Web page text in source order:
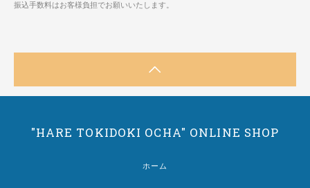
振込手数料はお客様負担でお願いいたします。
"HARE TOKIDOKI OCHA" ONLINE SHOP
ホーム